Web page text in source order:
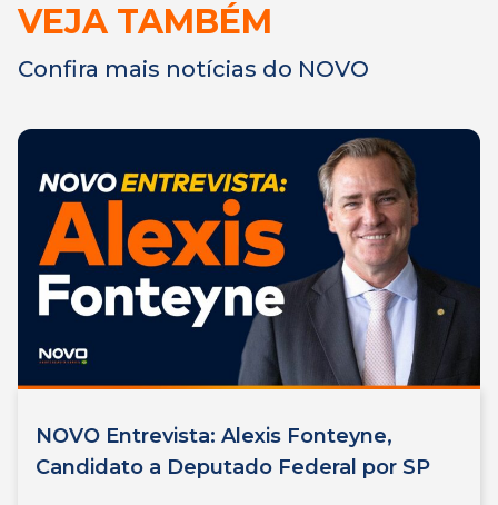
VEJA TAMBÉM
Confira mais notícias do NOVO
NOVO Entrevista: Alexis Fonteyne,
Candidato a Deputado Federal por SP